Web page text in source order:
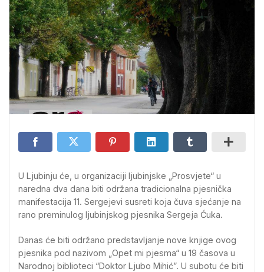
U Ljubinju će, u organizaciji ljubinjske „Prosvjete“ u
naredna dva dana biti održana tradicionalna pjesnička
manifestacija 11. Sergejevi susreti koja čuva sjećanje na
rano preminulog ljubinjskog pjesnika Sergeja Ćuka.
Danas će biti održano predstavljanje nove knjige ovog
pjesnika pod nazivom „Opet mi pjesma“ u 19 časova u
Narodnoj biblioteci “Doktor Ljubo Mihić”. U subotu će biti